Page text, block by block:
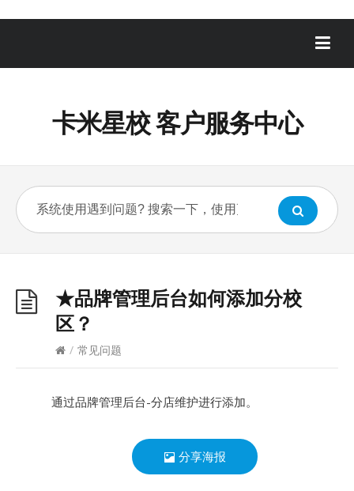
卡米星校 客户服务中心
★品牌管理后台如何添加分校
区？
/ 常见问题
通过品牌管理后台-分店维护进行添加。
分享海报